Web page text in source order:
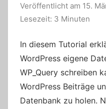
Veröffentlicht am 15.
Lesezeit: 3 Minuten
In diesem Tutorial
WordPress eigene
WP_Query schreiben
WordPress Beiträge
Datenbank zu holen.